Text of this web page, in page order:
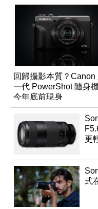
回歸攝影本質？Canon
一代 PowerShot 隨身
今年底前現身
更
式